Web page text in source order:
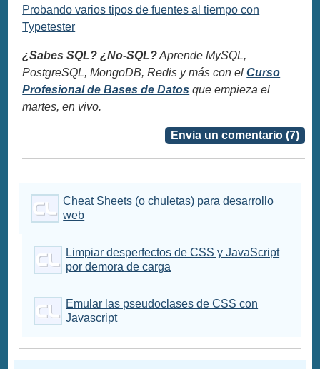
Probando varios tipos de fuentes al tiempo con
Typetester
¿Sabes SQL? ¿No-SQL?Aprende MySQL,
PostgreSQL, MongoDB, Redis y más con elCurso
Profesional de Bases de Datos que empieza el
martes, en vivo.
Envia un comentario (7)
Cheat Sheets (o chuletas) para desarrollo
web
Limpiar desperfectos de CSS y JavaScript
por demora de carga
Emular las pseudoclases de CSS con
Javascript